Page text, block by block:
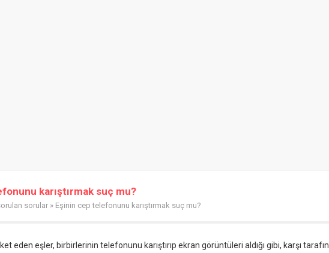
karıştırmak suç mu?
sorular » Eşinin cep telefonunu karıştırmak suç mu?
eden eşler, birbirlerinin telefonunu karıştırıp ekran görüntüleri aldığı gibi, karşı tarafın